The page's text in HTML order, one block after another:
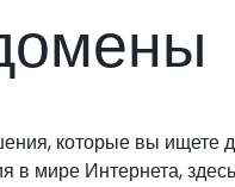
которые вы ищете
в мире Интернета,